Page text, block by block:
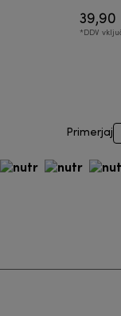
39,90
*DDV
Primerjaj